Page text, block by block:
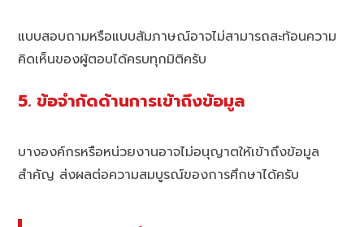
แบบสอบถามหรือแบบสัมภาษณ์อาจไม่สามารถสะท้อนความ
คิดเห็นของผู้ตอบได้ครบทุกมิติครับ
5. ข้อจำกัดด้านการเข้าถึงข้อมูล
บางองค์กรหรือหน่วยงานอาจไม่อนุญาตให้เข้าถึงข้อมูล
สำคัญ ส่งผลต่อความสมบูรณ์ของการศึกษาได้ครับ